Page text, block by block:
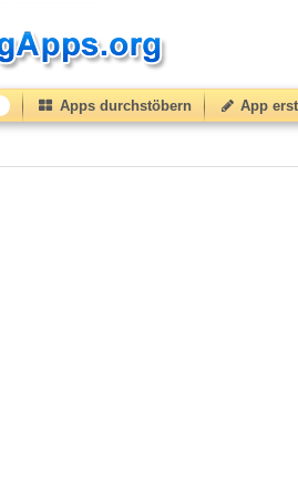
Apps durchstöbern App
38(from10to50 ) based on 4